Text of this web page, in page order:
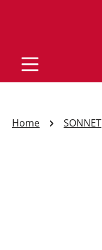
Home SONNET